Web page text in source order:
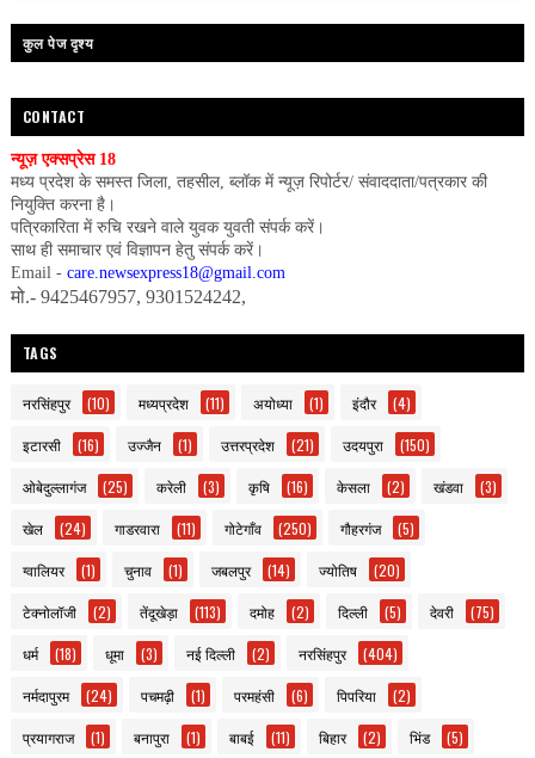
कुल पेज दृश्य
CONTACT
न्यूज़ एक्सप्रेस 18
मध्य प्रदेश के समस्त जिला, तहसील, ब्लॉक में न्यूज़ रिपोर्टर/ संवाददाता/पत्रकार की
नियुक्ति करना है।
पत्रिकारिता में रुचि रखने वाले युवक युवती संपर्क करें।
साथ ही समाचार एवं विज्ञापन हेतु संपर्क करें।
Email - care.newsexpress18@gmail.com
मो.- 9425467957, 9301524242,
TAGS
नरसिंहपुर (10) मध्यप्रदेश (11) अयोध्या (1) इंदौर (4)
इटारसी (16) उज्जैन (1) उत्तरप्रदेश (21) उदयपुरा (150)
ओबेदुल्लागंज (25) करेली (3) कृषि (16) केसला (2) खंडवा (3)
खेल (24) गाडरवारा (11) गोटेगाँव (250) गौहरगंज (5)
ग्वालियर (1) चुनाव (1) जबलपुर (14) ज्योतिष (20)
टेक्नोलॉजी (2) तेंदूखेड़ा (113) दमोह (2) दिल्ली (5) देवरी (75)
धर्म (18) धूमा (3) नई दिल्ली (2) नरसिंहपुर (404)
नर्मदापुरम (24) पचमढ़ी (1) परमहंसी (6) पिपरिया (2)
प्रयागराज (1) बनापुरा (1) बाबई (11) बिहार (2) भिंड (5)